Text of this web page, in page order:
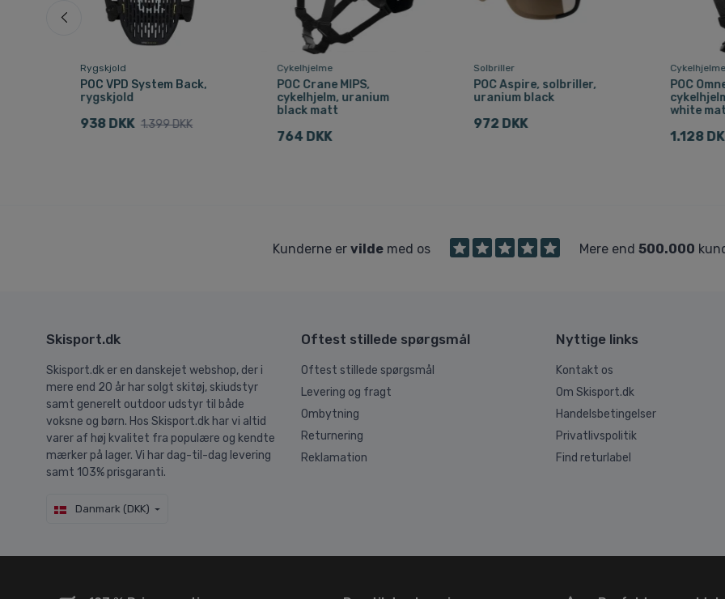
Rygskjold
POC VPD System Back,
rygskjold
938 DKK 1.399 DKK
Cykelhjelme
POC Crane MIPS,
cykelhjelm, uranium
black matt
764 DKK
Solbriller
POC Aspire, solbriller,
uranium black
972 DKK
POC
white
1.128
Kunderne er vildemed os Mere end 500.000
Skisport.dk
Skisport.dk er en danskejet webshop, der i
mere end 20 år har solgt skitøj, skiudstyr
samt generelt outdoor udstyr til både
voksne og børn. Hos Skisport.dk har vi altid
varer af høj kvalitet fra populære og kendte
mærker på lager. Vi har dag-til-dag levering
samt 103% prisgaranti.
Danmark (DKK)
Oftest stillede spørgsmål
Oftest stillede spørgsmål
Levering og fragt
Ombytning
Returnering
Reklamation
Nyttige links
Kontakt os
Om Skisport.dk
Handelsbetingelser
Privatlivspolitik
Find returlabel